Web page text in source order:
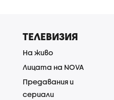
ТЕЛЕВИЗИЯ
На живо
Лицата на NOVA
Предавания и
сериали